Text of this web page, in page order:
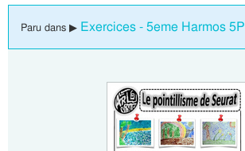
Paru dans ▶ Exercices - 5eme Harmos 5P